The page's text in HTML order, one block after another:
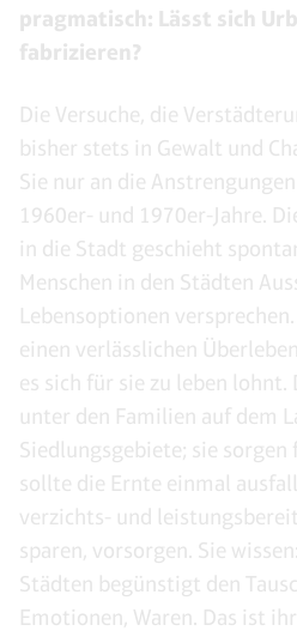
pragmatisch: Lässt sich
fabrizieren?
Die Versuche, die
bisher stets in Gewalt und
Sie nur an die
1960er- und 1970er-Jahre.
in die Stadt geschieht
Menschen in den Städten
Lebensoptionen
einen verlässlichen
es sich für sie zu leben
unter den Familien auf dem
Siedlungsgebiete; sie sorgen
sollte die Ernte einmal
verzichts- und
sparen, vorsorgen. Sie
Städten begünstigt den
Emotionen, Waren. Das ist